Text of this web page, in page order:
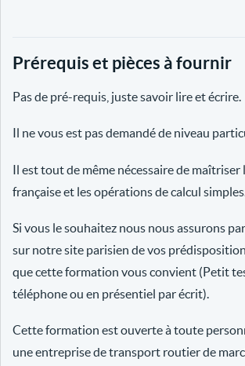
Prérequis et pièces à fournir
Pas de pré-requis, juste savoir lire et écrire.
Il ne vous est pas demandé de niveau
Il est tout de même nécessaire de maîtriser
française et les opérations de calcul
Si vous le souhaitez nous nous assurons
sur notre site parisien de vos
que cette formation vous convient (Petit
téléphone ou en présentiel par écrit).
Cette formation est ouverte à toute
une entreprise de transport routier de